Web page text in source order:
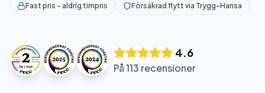
Fast pris – aldrig timpris
Försäkrad flytt via Trygg-Hansa
4.6
På 113 recensioner